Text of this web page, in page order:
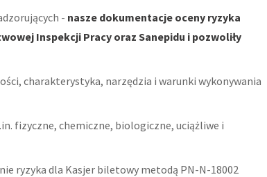
- nasze dokumentacje oceny ryzyka
Inspekcji Pracy oraz Sanepidu i pozwoliły
charakterystyka, narzędzia i warunki wykonywania
fizyczne, chemiczne, biologiczne, uciążliwe i
ryzyka dla Kasjer biletowy metodą PN-N-18002